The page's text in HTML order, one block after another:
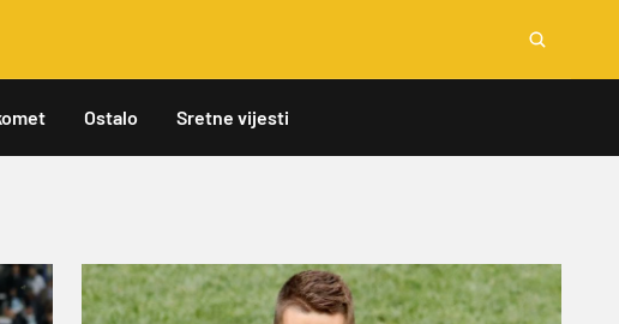
Ostalo Sretne vijesti